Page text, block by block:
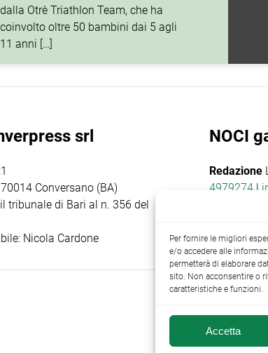
dalla Otrè Triathlon Team, che ha
coinvolto oltre 50 bambini dai 5 agli
11 anni […]
srl
Conversano (BA)
tribunale di Bari al n. 356 del
Nicola Cardone
NOCI
Redazione
4979274 |
Per fornire le migliori
e/o accedere alle
permetterà di elaborare
sito. Non acconsentire o
caratteristiche e funzioni.
Accetta